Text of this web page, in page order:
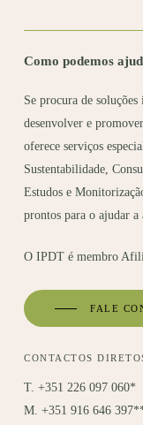
Como podemos
Se procura de
desenvolver e
oferece serviços
Sustentabilidade,
Estudos e
prontos para o ajudar a
O IPDT é membro
FALE
CONTACTOS
T. +351 226 097 060*
M. +351 916 646